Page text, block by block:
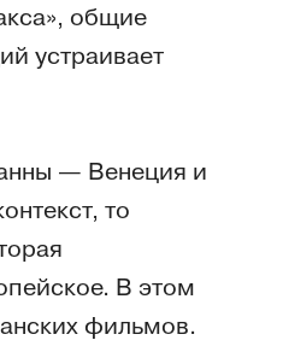
общие
устраивает
— Венеция и
то
В этом
фильмов.